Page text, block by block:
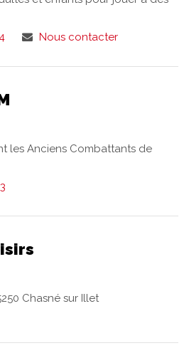
Nous contacter
les Anciens Combattants de
Chasné sur Illet